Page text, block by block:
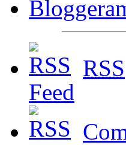
RSS